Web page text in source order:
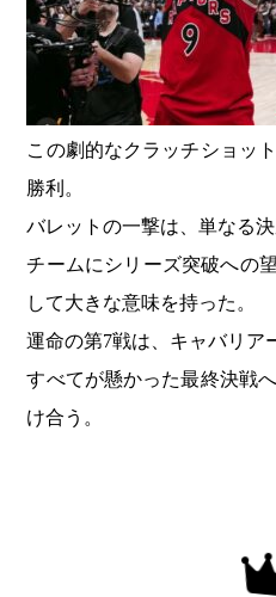
この劇的なクラッチショッ
勝利。
バレットの一撃は、単なる
チームにシリーズ突破への
して大きな意味を持った。
運命の第7戦は、キャバリア
すべてが懸かった最終決戦
け合う。